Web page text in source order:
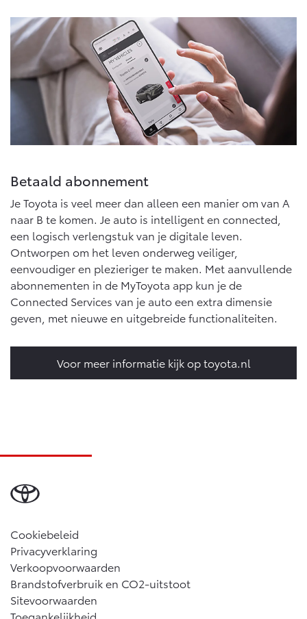
Proace (excl. BTW)
OOK ALS BATTERIJ-
ELEKTRISCH
Proace Verso
BATTERIJ-ELEKTRISCH
Proace Max (excl. BTW)
OOK ALS BATTERIJ-
ELEKTRISCH
Vanaf € 46.301,-
Hilux (excl. BTW)
OOK ALS BATTERIJ-
ELEKTRISCH
Vanaf € 56.570,-
Land Cruiser (excl. BTW)
Betaald abonnement
Je Toyota is veel meer dan alleen een manier om van A
naar B te komen. Je auto is intelligent en connected,
een logisch verlengstuk van je digitale leven.
Ontworpen om het leven onderweg veiliger,
eenvoudiger en plezieriger te maken. Met aanvullende
abonnementen in de MyToyota app kun je de
Connected Services van je auto een extra dimensie
geven, met nieuwe en uitgebreide functionaliteiten.
Voor meer informatie kijk op toyota.nl
Cookiebeleid
Privacyverklaring
Verkoopvoorwaarden
Brandstofverbruik en CO2-uitstoot
Sitevoorwaarden